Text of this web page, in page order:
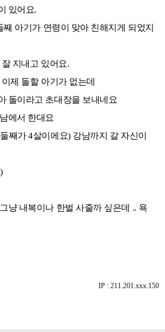
있어요.
아기가 연령이 맞아 친해지게 되었지
지내고 있어요.
제 돌할 아기가 없는데
돌이라고 초대장을 보내네요
에서 한대요
째가 4살이에요) 강남까지 갈 자신이
냥 내복이나 한벌 사줄까 싶은데 .. 욕
IP : 211.201.xxx.150